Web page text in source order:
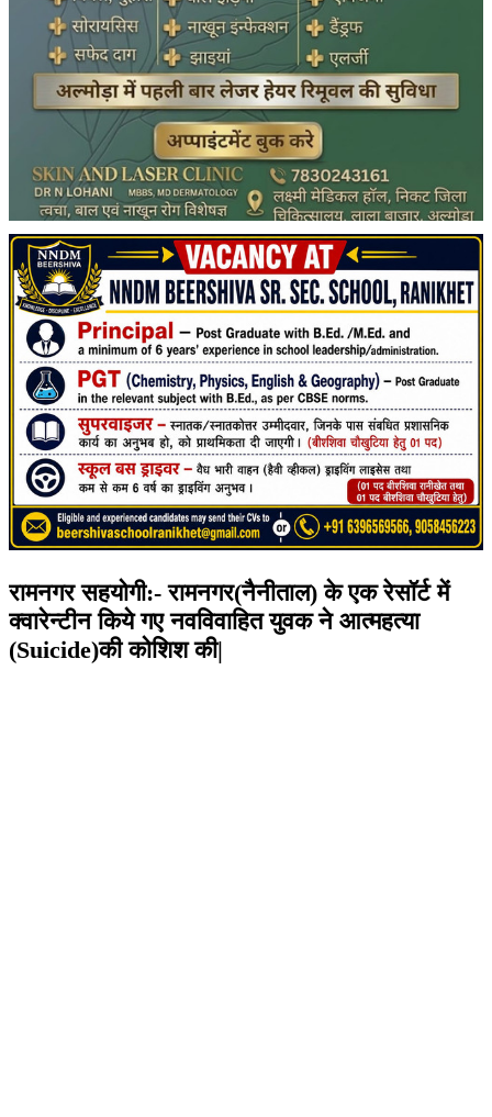
रामनगर सहयोगी:- रामनगर(नैनीताल) के एक रेसॉर्ट में
क्वारेन्टीन किये गए नवविवाहित युवक ने आत्महत्या
(Suicide)की कोशिश की|